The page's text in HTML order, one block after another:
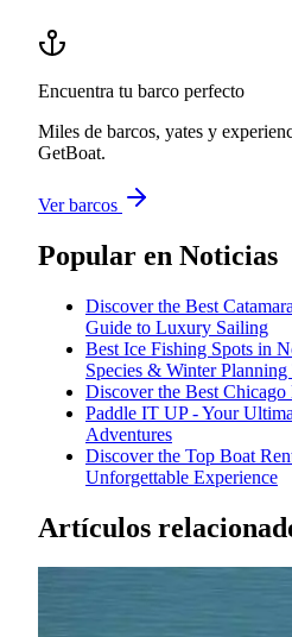
Encuentra tu barco perfecto
Miles de barcos, yates y
GetBoat.
Ver barcos
Popular en Noticias
Discover the Best
Guide to Luxury Sailing
Best Ice Fishing Spots in
Species & Winter
Discover the Best Chicago
Paddle IT UP - Your
Adventures
Discover the Top Boat
Unforgettable Experience
Artículos